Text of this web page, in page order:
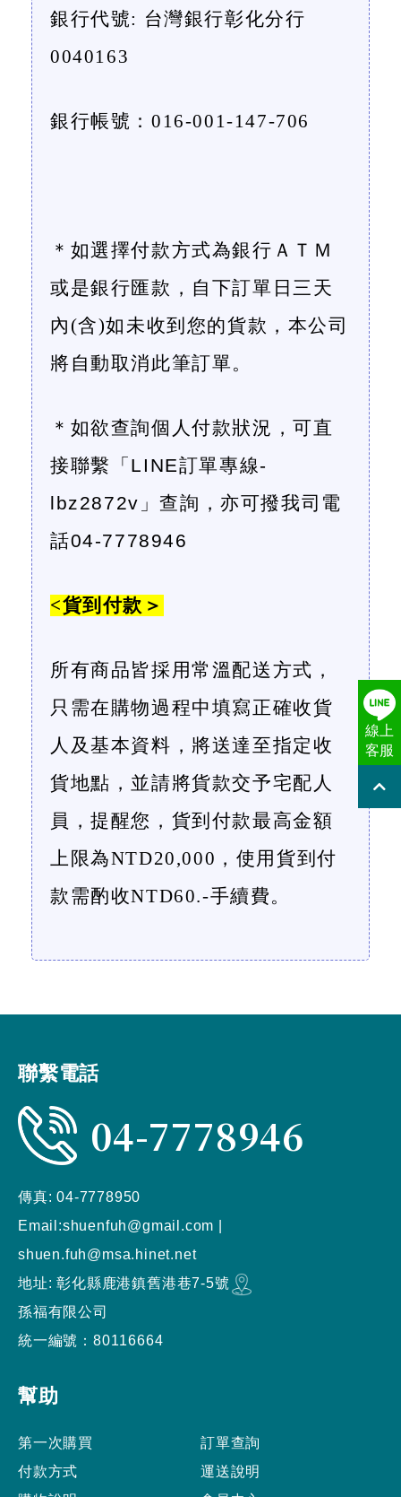
銀行代號: 台灣銀行彰化分行
0040163
銀行帳號： 016-001-147-706
＊如選擇付款方式為銀行ＡＴＭ
或是銀行匯款，自下訂單日三天
內 (含)如未收到您的貨款，本公司
將自動取消此筆訂單。
＊如欲查詢個人付款狀況，可直
接聯繫
「 LINE訂單專線-
lbz2872v 」查詢，亦可撥我司電
話04-7778946
<貨到付款＞
所有商品皆採用常溫配送方式，
只需在購物過程中填寫正確收貨
人及基本資料，將送達至指定收
貨地點，並請將貨款交予宅配人
員，提醒您，貨到付款最高金額
上限為NTD20,000 ，使用貨到付
款需酌收NTD60.-手續費。
聯繫電話
04-7778946
傳真:04-7778950
Email:shuenfuh@gmail.com
shuen.fuh@msa.hinet.net
地址:彰化縣鹿港鎮舊港巷7-5號
孫福有限公司
統一編號：80116664
幫助
第一次購買
訂單查詢
付款方式
運送說明
線上
客服